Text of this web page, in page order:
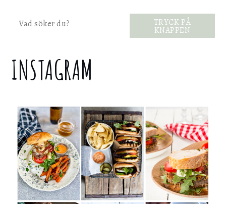
Sök TRYCK PÅ
KNAPPEN
INSTAGRAM